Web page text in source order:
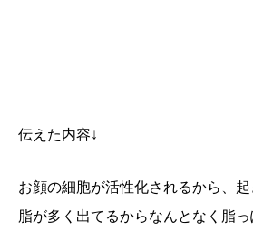
伝えた内容↓
お顔の細胞が活性化されるから、
脂が多く出てるからなんとなく脂